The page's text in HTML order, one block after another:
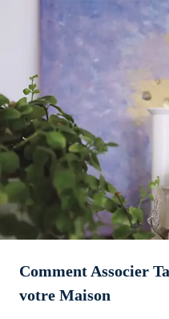
Comment Associer
votre Maison